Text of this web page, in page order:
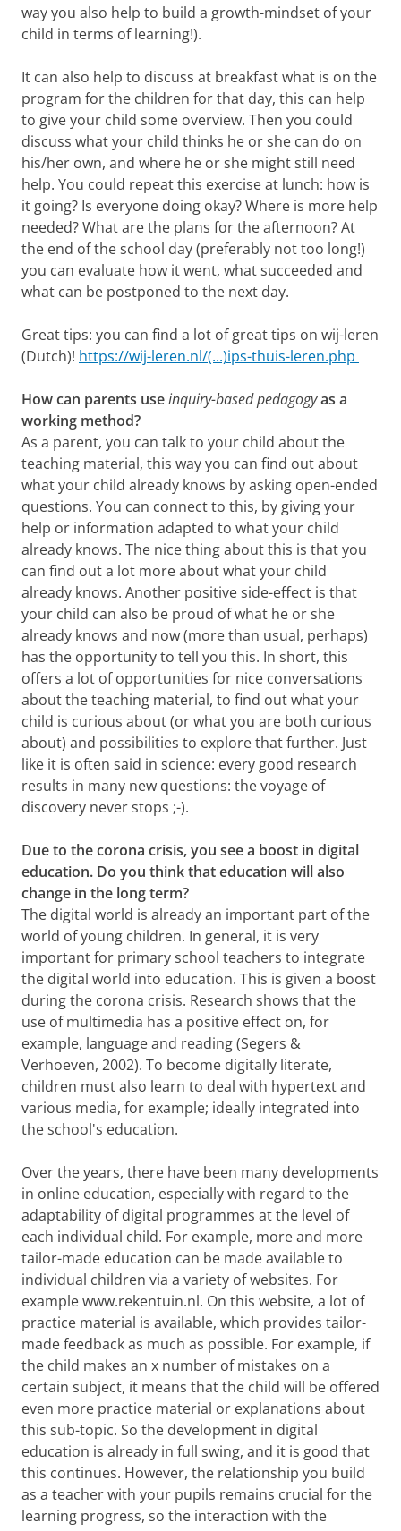
way you also help to build a growth-mindset of your
child in terms of learning!).
It can also help to discuss at breakfast what is on the
program for the children for that day, this can help
to give your child some overview. Then you could
discuss what your child thinks he or she can do on
his/her own, and where he or she might still need
help. You could repeat this exercise at lunch: how is
it going? Is everyone doing okay? Where is more help
needed? What are the plans for the afternoon? At
the end of the school day (preferably not too long!)
you can evaluate how it went, what succeeded and
what can be postponed to the next day.
Great tips: you can find a lot of great tips on wij-leren
(Dutch)! https://wij-leren.nl/(...)ips-thuis-leren.php
How can parents useinquiry-based pedagogyas a
working method?
As a parent, you can talk to your child about the
teaching material, this way you can find out about
what your child already knows by asking open-ended
questions. You can connect to this, by giving your
help or information adapted to what your child
already knows. The nice thing about this is that you
can find out a lot more about what your child
already knows. Another positive side-effect is that
your child can also be proud of what he or she
already knows and now (more than usual, perhaps)
has the opportunity to tell you this. In short, this
offers a lot of opportunities for nice conversations
about the teaching material, to find out what your
child is curious about (or what you are both curious
about) and possibilities to explore that further. Just
like it is often said in science: every good research
results in many new questions: the voyage of
discovery never stops ;-).
Due to the corona crisis, you see a boost in digital
education. Do you think that education will also
change in the long term?
The digital world is already an important part of the
world of young children. In general, it is very
important for primary school teachers to integrate
the digital world into education. This is given a boost
during the corona crisis. Research shows that the
use of multimedia has a positive effect on, for
example, language and reading (Segers &
Verhoeven, 2002). To become digitally literate,
children must also learn to deal with hypertext and
various media, for example; ideally integrated into
the school's education.
Over the years, there have been many developments
in online education, especially with regard to the
adaptability of digital programmes at the level of
each individual child. For example, more and more
tailor-made education can be made available to
individual children via a variety of websites. For
example www.rekentuin.nl. On this website, a lot of
practice material is available, which provides tailor-
made feedback as much as possible. For example, if
the child makes an x number of mistakes on a
certain subject, it means that the child will be offered
even more practice material or explanations about
this sub-topic. So the development in digital
education is already in full swing, and it is good that
this continues. However, the relationship you build
as a teacher with your pupils remains crucial for the
learning progress, so the interaction with the